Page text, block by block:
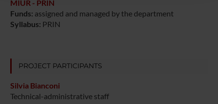
raccolto dal tuo utilizzo dei loro servizi.
MIUR - PRIN
Funds: assigned and managed by the department
Syllabus: PRIN
PROJECT PARTICIPANTS
Silvia Bianconi
Technical-administrative staff